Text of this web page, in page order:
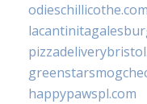
odieschillicothe.com
happypawspl.com